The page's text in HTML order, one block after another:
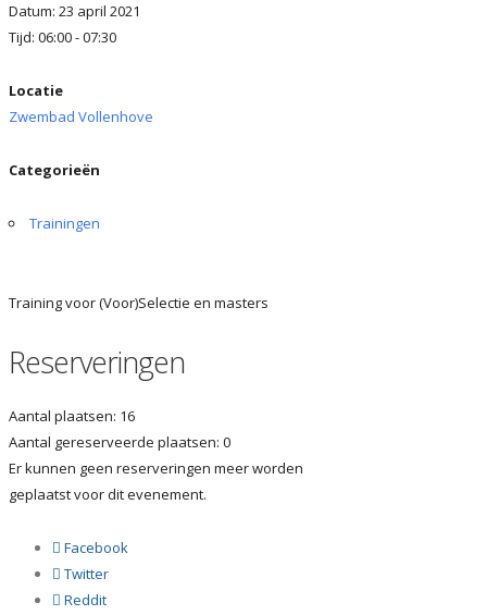
Datum: 23 april 2021
Tijd: 06:00 - 07:30
Locatie
Zwembad Vollenhove
Categorieën
Trainingen
Training voor (Voor)Selectie en masters
Reserveringen
Aantal plaatsen: 16
Aantal gereserveerde plaatsen: 0
Er kunnen geen reserveringen meer worden
geplaatst voor dit evenement.
Facebook
Twitter
Reddit